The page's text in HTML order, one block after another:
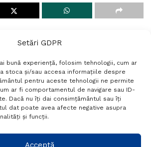
Setări GDPR
bună experiență, folosim tehnologii, cum ar
stoca și/sau accesa informațiile despre
pentru aceste tehnologii ne permite
ar fi comportamentul de navigare sau ID-
Dacă nu îți dai consimțământul sau îți
dat poate avea afecte negative asupra
și funcții.
Acceptă
Politică de confidențialitate
Setări GDPR
+40 788 760 194